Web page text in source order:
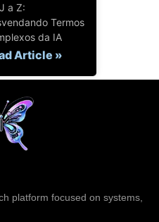
a Z:
Termos
da IA
Article »
platform focused on systems,